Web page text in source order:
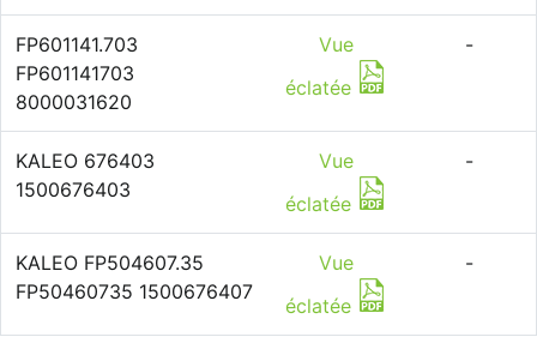
FP601141.703
FP601141703
8000031620
Vue
éclatée
-
KALEO 676403
1500676403
Vue
éclatée
-
KALEO FP504607.35
FP50460735 1500676407
Vue
éclatée
-